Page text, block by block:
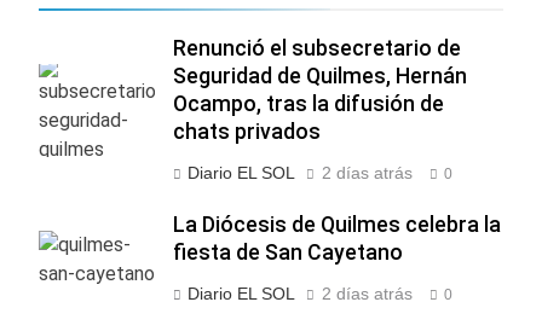
Renunció el subsecretario de
Seguridad de Quilmes, Hernán
Ocampo, tras la difusión de
chats privados
Diario EL SOL 2 días atrás 0
La Diócesis de Quilmes celebra la
fiesta de San Cayetano
Diario EL SOL 2 días atrás 0